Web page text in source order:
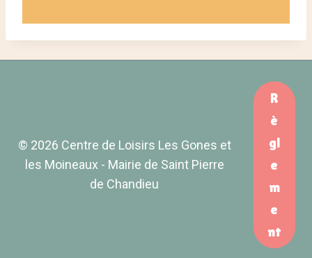
© 2026 Centre de Loisirs Les Gones et
les Moineaux - Mairie de Saint Pierre
de Chandieu
R
è
gl
e
m
e
nt